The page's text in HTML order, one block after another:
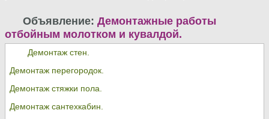
Объявление:Демонтажные работы
отбойным молотком и кувалдой.
Демонтаж стен.
Демонтаж перегородок.
Демонтаж стяжки пола.
Демонтаж сантехкабин.